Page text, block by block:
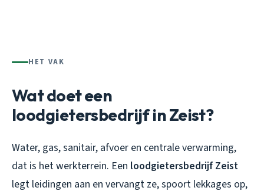
HET VAK
Wat doet een
loodgietersbedrijf in Zeist?
Water, gas, sanitair, afvoer en centrale verwarming,
dat is het werkterrein. Een loodgietersbedrijf Zeist
legt leidingen aan en vervangt ze, spoort lekkages op,